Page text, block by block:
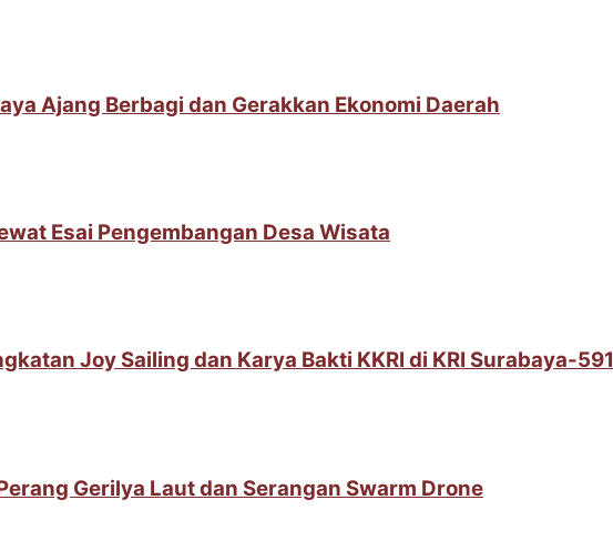
Ajang Berbagi dan Gerakkan Ekonomi Daerah
Esai Pengembangan Desa Wisata
Joy Sailing dan Karya Bakti KKRI di KRI Surabaya-591
Gerilya Laut dan Serangan Swarm Drone